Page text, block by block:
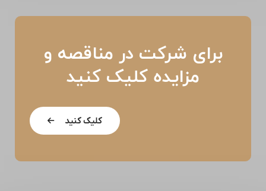
برای شرکت در مناقصه و
مزایده کلیک کنید
کلیک کنید